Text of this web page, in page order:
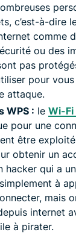
c’est-à-dire
comme
ou des
pas
pour
attaque.
WPS : le Wi-Fi
pour une
être
obtenir un
hacker qui a
à
mais
internet
à pirater.